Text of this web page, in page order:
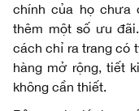
chính của họ chưa
thêm một số ưu
cách chỉ ra trang có
hàng mở rộng, tiết
không cần thiết.